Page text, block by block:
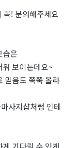
! 문의해주세요
습은
보이는데요~
믿음도 쭉쭉 올라
사지샵처럼 인테